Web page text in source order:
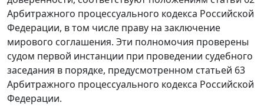
Арбитражного процессуального кодекса Российской
Федерации, в том числе праву на заключение
мирового соглашения. Эти полномочия проверены
судом первой инстанции при проведении судебного
заседания в порядке, предусмотренном статьей 63
Арбитражного процессуального кодекса Российской
Федерации.